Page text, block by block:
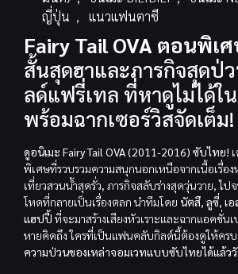
ญี่ปุ่น , แนวแฟนตาซี
Fairy Tail OVA ตอนพิเ
สั้นสุดฮาและภารกิจสุดป่
ลด์แฟรี่เทล ที่หาดูไม่ได้ใ
พร้อมฉากเซอร์วิสจัดเต็ม!
ดูอนิเมะ Fairy Tail OVA (2011-2016) ซับไทย!
พิเศษที่รวบรวมความสนุกนอกเหนือจากเนื้อเรื่อง
เที่ยวสวนน้ำสุดรั่ว, ภารกิจสลับร่างสุดวุ่นวาย, ไป
โหดที่กลายเป็นเรื่องตลก นำทีมโดย นัตสึ, ลูซี่, เอ
แฮปปี้ ที่จะมาสร้างเสียงหัวเราะและฉากแอคชั่น
หายคิดถึง ใครที่เป็นแฟนคลับกิลด์นี้ต้องดูให้คร
ความป่วนของเหล่าจอมเวทแบบซับไทยได้แล้ว